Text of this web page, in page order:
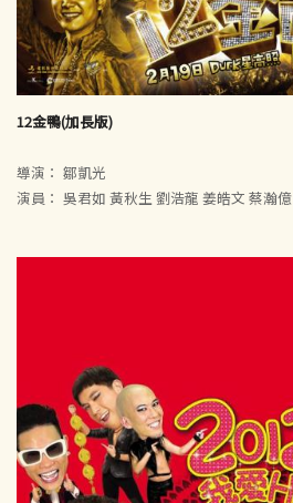
12金鴨(加長版)
導演： 鄒凱光
演員： 吳君如 黃秋生 劉浩龍 姜皓文 蔡瀚億